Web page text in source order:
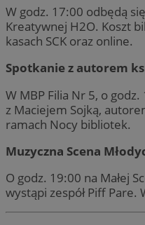
W godz. 17:00 odbędą
Kreatywnej H2O. Koszt
kasach SCK oraz online.
Spotkanie z autorem
W MBP Filia Nr 5, o
z Maciejem Sojką,
ramach Nocy bibliotek.
Muzyczna Scena
O godz. 19:00 na Małej
wystąpi zespół Piff Pare.